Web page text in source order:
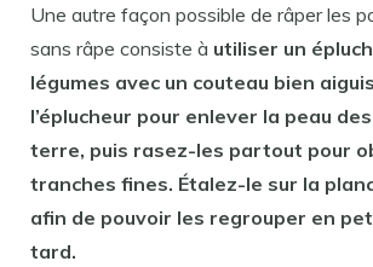
Une autre façon possible de râper les
sans râpe consiste à utiliser un
légumes avec un couteau bien
l’éplucheur pour enlever la peau
terre, puis rasez-les partout pour
tranches fines. Étalez-le sur la
afin de pouvoir les regrouper en
tard.